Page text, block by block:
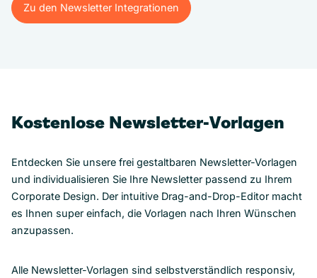
Zu den Newsletter Integrationen
Zu den Newsletter Integrationen
Kostenlose Newsletter-Vorlagen
Entdecken Sie unsere frei gestaltbaren Newsletter-Vorlagen
und individualisieren Sie Ihre Newsletter passend zu Ihrem
Corporate Design. Der intuitive Drag-and-Drop-Editor macht
es Ihnen super einfach, die Vorlagen nach Ihren Wünschen
anzupassen.
Alle Newsletter-Vorlagen sind selbstverständlich responsiv,